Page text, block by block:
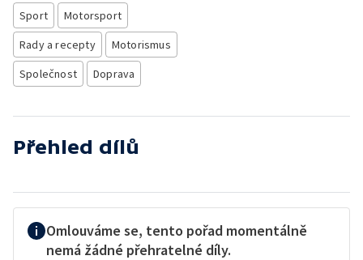
Sport
Motorsport
Rady a recepty
Motorismus
Společnost
Doprava
Přehled dílů
Omlouváme se, tento pořad momentálně
nemá žádné přehratelné díly.